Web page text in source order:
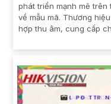
phát triển mạnh mẽ
về mẫu mã. Thương
hợp thu âm, cung cấp